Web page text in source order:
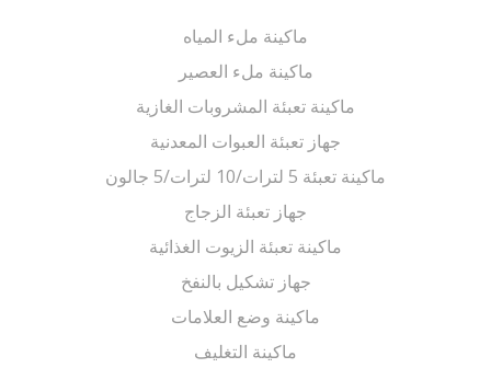
ماكينة ملء المياه
ماكينة ملء العصير
ماكينة تعبئة المشروبات الغازية
جهاز تعبئة العبوات المعدنية
ماكينة تعبئة 5 لترات/10 لترات/5 جالون
جهاز تعبئة الزجاج
ماكينة تعبئة الزيوت الغذائية
جهاز تشكيل بالنفخ
ماكينة وضع العلامات
ماكينة التغليف